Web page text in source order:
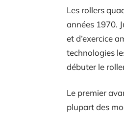
Les rollers
années 1970.
et d’exercice
technologies
débuter le
Le premier
plupart des